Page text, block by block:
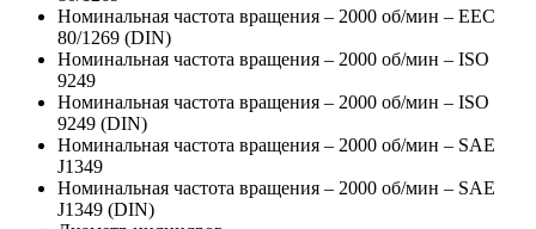
Номинальная частота вращения – 2000 об/мин – EEC
80/1269 (DIN)
Номинальная частота вращения – 2000 об/мин – ISO
9249
Номинальная частота вращения – 2000 об/мин – ISO
9249 (DIN)
Номинальная частота вращения – 2000 об/мин – SAE
J1349
Номинальная частота вращения – 2000 об/мин – SAE
J1349 (DIN)